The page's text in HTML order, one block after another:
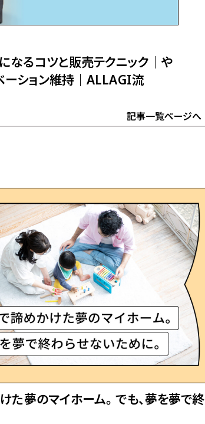
るコツと販売テクニック｜ や
ーション維持｜ALLAGI流
記事一覧ページへ
た夢のマイホーム。 でも、夢を夢で終